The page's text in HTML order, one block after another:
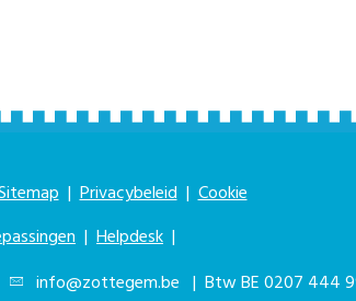
|Privacybeleid |Cookie
| Helpdesk |
info@zottegem.be | Btw BE 0207 444